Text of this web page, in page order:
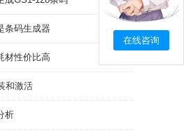
条码生成器
材性价比高
和激活
析
在线咨询